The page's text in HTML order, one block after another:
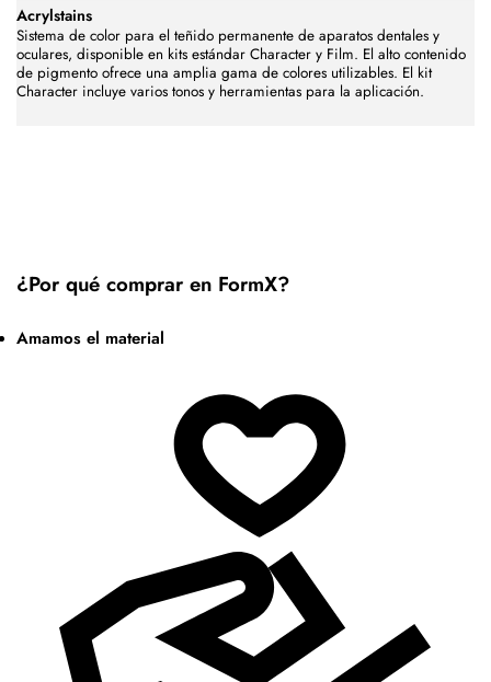
Acrylstains
Sistema de color para el teñido permanente de aparatos dentales y
oculares, disponible en kits estándar Character y Film. El alto contenido
de pigmento ofrece una amplia gama de colores utilizables. El kit
Character incluye varios tonos y herramientas para la aplicación.
¿Por qué comprar en FormX?
Amamos el material